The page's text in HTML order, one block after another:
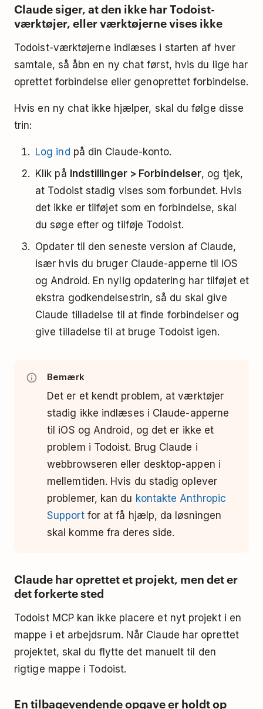
Claude siger, at den ikke har Todoist-
værktøjer, eller værktøjerne vises ikke
Todoist-værktøjerne indlæses i starten af hver
samtale, så åbn en ny chat først, hvis du lige har
oprettet forbindelse eller genoprettet forbindelse.
Hvis en ny chat ikke hjælper, skal du følge disse
trin:
Log ind på din Claude-konto.
Klik på Indstillinger > Forbindelser, og tjek,
at Todoist stadig vises som forbundet. Hvis
det ikke er tilføjet som en forbindelse, skal
du søge efter og tilføje Todoist.
Opdater til den seneste version af Claude,
især hvis du bruger Claude-apperne til iOS
og Android. En nylig opdatering har tilføjet et
ekstra godkendelsestrin, så du skal give
Claude tilladelse til at finde forbindelser og
give tilladelse til at bruge Todoist igen.
Bemærk
Det er et kendt problem, at værktøjer
stadig ikke indlæses i Claude-apperne
til iOS og Android, og det er ikke et
problem i Todoist. Brug Claude i
webbrowseren eller desktop-appen i
mellemtiden. Hvis du stadig oplever
problemer, kan du kontakte Anthropic
Supportfor at få hjælp, da løsningen
skal komme fra deres side.
Claude har oprettet et projekt, men det er
det forkerte sted
Todoist MCP kan ikke placere et nyt projekt i en
mappe i et arbejdsrum. Når Claude har oprettet
projektet, skal du flytte det manuelt til den
rigtige mappe i Todoist.
En tilbagevendende opgave er holdt op